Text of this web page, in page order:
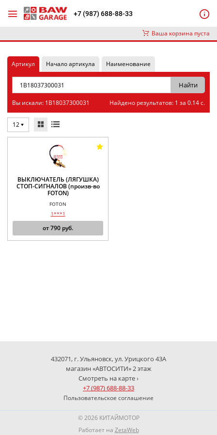
+7 (987) 688-88-33
Ваша корзина пуста
Артикул Начало артикула Наименование
Вы искали: 1B18037300031 Найдено результатов: 1 за 0.14 с.
12
ВЫКЛЮЧАТЕЛЬ (ЛЯГУШКА)
СТОП-СИГНАЛОВ (произв-во
FOTON)
FOTON
1***1
от790 руб.
432071, г. Ульяновск, ул. Урицкого 43А
магазин «АВТОСИТИ» 2 этаж
Смотреть на карте ›
+7 (987) 688-88-33
Пользовательское соглашение
© 2026 КИТАЙМОТОР
Работает на ZetaWeb